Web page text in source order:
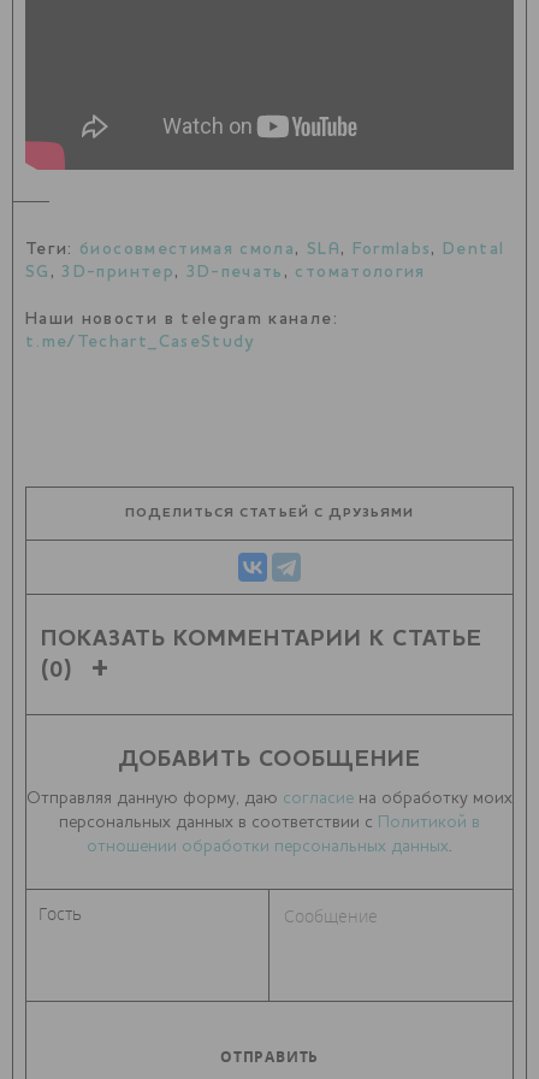
Теги: биосовместимая смола , SLA , Formlabs ,
Dental
SG ,3D-принтер , 3D-печать , стоматология
Наши новости в telegram канале:
t.me/Techart_CaseStudy
ПОДЕЛИТЬСЯ СТАТЬЕЙ С ДРУЗЬЯМИ
ПОКАЗАТЬ КОММЕНТАРИИ К СТАТЬЕ
(0)
ДОБАВИТЬ СООБЩЕНИЕ
Отправляя данную форму, даю согласие на обработку моих
персональных данных в соответствии с
Политикой в
отношении обработки персональных данных.